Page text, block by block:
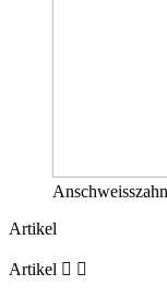
Artikel
Artikel  